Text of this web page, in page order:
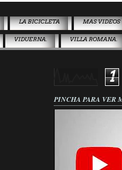
LA BICICLETA MAS VIDEOS
VIDUERNA. VILLA ROMANA.
1
PINCHA PARA VER